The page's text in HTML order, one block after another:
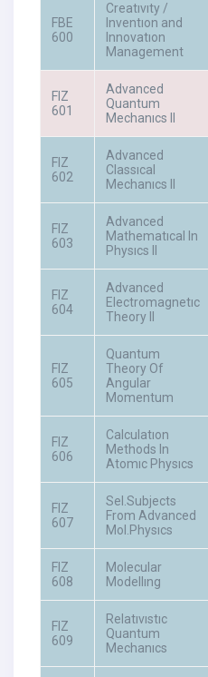
FBE
600
Creatıvıty /
Inventıon and
Innovatıon
Management
FIZ
601
Advanced
Quantum
Mechanıcs II
FIZ
602
Advanced
Classıcal
Mechanıcs II
FIZ
603
Advanced
Mathematıcal In
Physıcs II
FIZ
604
Advanced
Electromagnetıc
Theory II
FIZ
605
Quantum
Theory Of
Angular
Momentum
FIZ
606
Calculatıon
Methods In
Atomıc Physıcs
FIZ
607
Sel.Subjects
From Advanced
Mol.Physıcs
FIZ
608
Molecular
Modellıng
FIZ
609
Relatıvıstıc
Quantum
Mechanıcs